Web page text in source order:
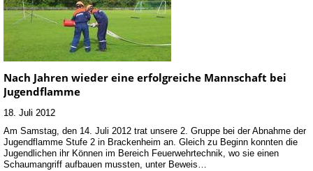
Nach Jahren wieder eine erfolgreiche Mannschaft bei
Jugendflamme
18. Juli 2012
Am Samstag, den 14. Juli 2012 trat unsere 2. Gruppe bei der Abnahme der
Jugendflamme Stufe 2 in Brackenheim an. Gleich zu Beginn konnten die
Jugendlichen ihr Können im Bereich Feuerwehrtechnik, wo sie einen
Schaumangriff aufbauen mussten, unter Beweis…